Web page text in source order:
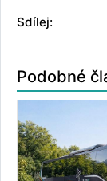
Sdílej:
Podobné